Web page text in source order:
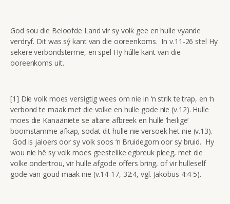
God sou die Beloofde Land vir sy volk gee en hulle vyande
verdryf. Dit was sý kant van die ooreenkoms. In v.11-26 stel Hy
sekere verbondsterme, en spel Hy húlle kant van die
ooreenkoms uit.
[1] Die volk moes versigtig wees om nie in ‘n strik te trap, en ‘n
verbond te maak met die volke en hulle gode nie (v.12). Hulle
moes die Kanaäniete se altare afbreek en hulle ‘heilige’
boomstamme afkap, sodat dit hulle nie versoek het nie (v.13).
God is jaloers oor sy volk soos ‘n Bruidegom oor sy bruid. Hy
wou nie hê sy volk moes geestelike egbreuk pleeg, met die
volke ondertrou, vir hulle afgode offers bring, of vir hulleself
gode van goud maak nie (v.14-17, 32:4, vgl. Jakobus 4:4-5).